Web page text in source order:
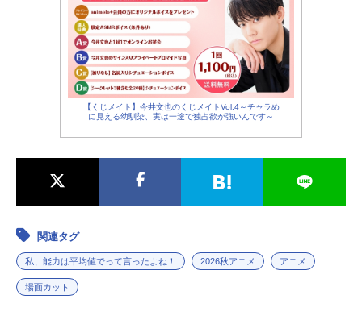
【くじメイト】今井文也のくじメイトVol.4～チャラめ
に見える幼馴染、実は一途で独占欲が強いんです～
関連タグ
私、能力は平均値でって言ったよね！ 2026秋アニメ アニメ
場面カット